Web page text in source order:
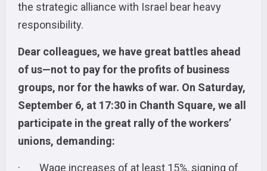
the strategic alliance with Israel bear heavy
responsibility.
Dear colleagues, we have great battles ahead
of us—not to pay for the profits of business
groups, nor for the hawks of war. On Saturday,
September 6, at 17:30 in Chanth Square, we all
participate in the great rally of the workers’
unions, demanding:
· Wage increases of at least 15%, signing of